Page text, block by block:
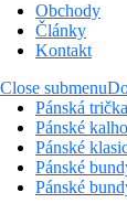
Obchody
Články
Kontakt
Close submenu
Pánská trička
Pánské
Pánské
Pánské
Pánské